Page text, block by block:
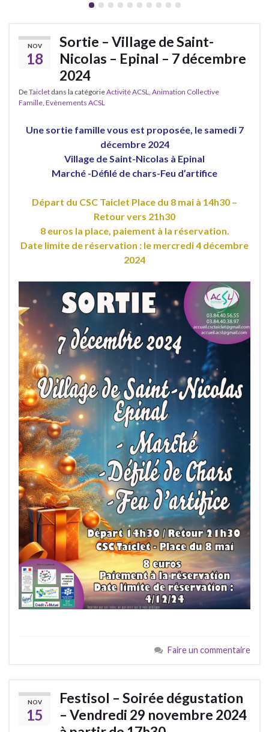
NOV
18
Sortie – Village de Saint-
Nicolas – Epinal – 7 décembre
2024
DeTaiclet dans la catégorieActivité ACSL Animation Collective
Famille Evènements ACSL
Une sortie famille vous est proposée, le samedi 7
décembre 2024
Village de Saint-Nicolas à Epinal
Marché -Défilé de chars-Feu d’artifice
Départ du CSC Taiclet Place du 8 mai à 14h30 –
Retour vers 21h30
8 euros la place, paiement à la réservation.
Date limite de réservation : le mercredi 4 décembre
2024
Faire un commentaire
NOV
15
Festisol – Soirée dégustation
– Vendredi 29 novembre 2024